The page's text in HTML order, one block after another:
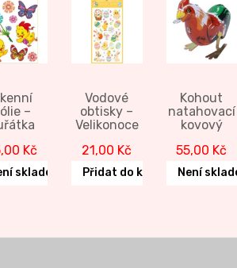
–
Kč
skladem
Vodové
obtisky –
Velikonoce
21,00 Kč
Přidat do košíku
Kohout
natahovací
kovový
55,00 Kč
Není